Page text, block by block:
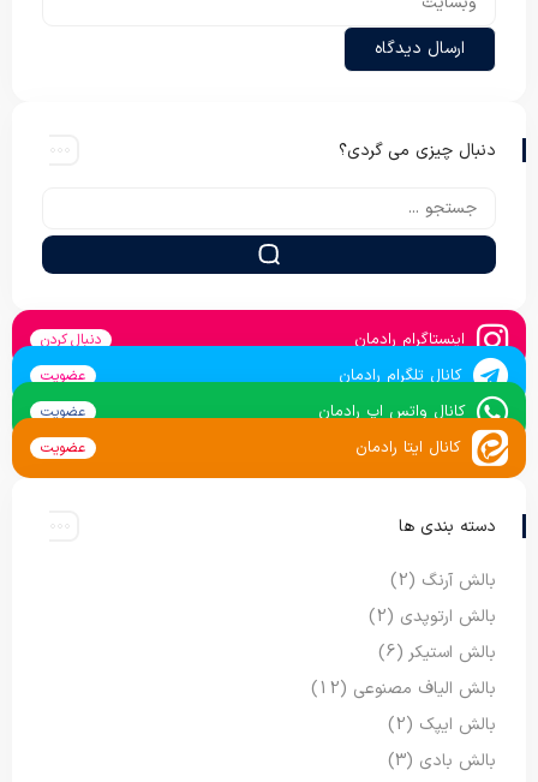
دنبال چیزی می گردی؟
اینستاگرام رادمان دنبال کردن
کانال تلگرام رادمان عضویت
کانال واتس اپ رادمان عضویت
کانال ایتا رادمان عضویت
دسته بندی ها
بالش آرنگ (2)
بالش ارتوپدی (2)
بالش استیکر (6)
بالش الیاف مصنوعی (12)
بالش ایپک (2)
بالش بادی (3)